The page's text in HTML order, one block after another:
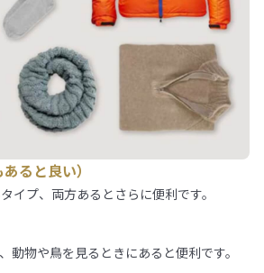
ると良い）
イプ、両方あるとさらに便利です。
動物や鳥を見るときにあると便利です。